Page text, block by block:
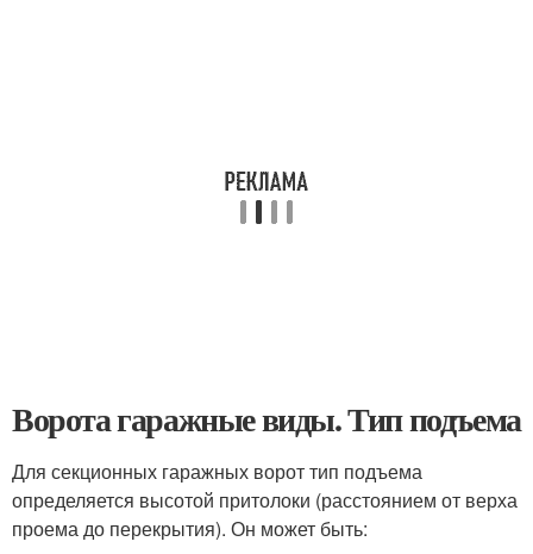
Ворота гаражные виды. Тип подъема
Для секционных гаражных ворот тип подъема
определяется высотой притолоки (расстоянием от верха
проема до перекрытия). Он может быть: